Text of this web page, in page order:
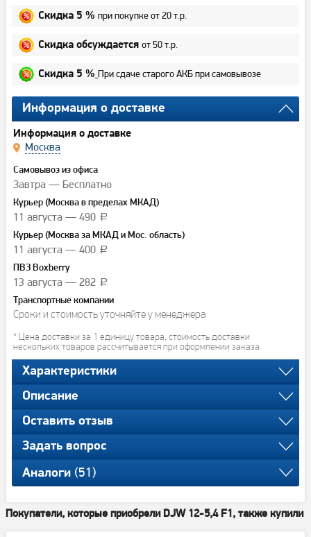
Скидка 5 % при покупке от 20 т.р.
Скидка обсуждается от 50 т.р.
Скидка 5 % При сдаче старого АКБ при самовывозе
Информация о доставке
Информация о доставке
Москва
Самовывоз из офиса
Завтра — Бесплатно
Курьер (Москва в пределах МКАД)
11 августа — 490 a
Курьер (Москва за МКАД и Мос. область)
11 августа — 400 a
ПВЗ Boxberry
13 августа — 282 a
Транспортные компании
Сроки и стоимость уточняйте у менеджера
* Цена доставки за 1 единицу товара, стоимость доставки
нескольких товаров рассчитывается при оформлении заказа.
Характеристики
Описание
Оставить отзыв
Задать вопрос
Аналоги (51)
Покупатели, которые приобрели DJW 12-5,4 F1, также купили